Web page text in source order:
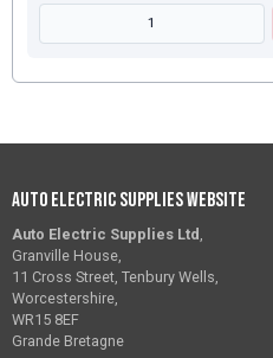
Auto Electric Supplies Website
Auto Electric Supplies Ltd
Granville House,
11 Cross Street, Tenbury Wells,
Worcestershire,
WR15 8EF
Grande Bretagne